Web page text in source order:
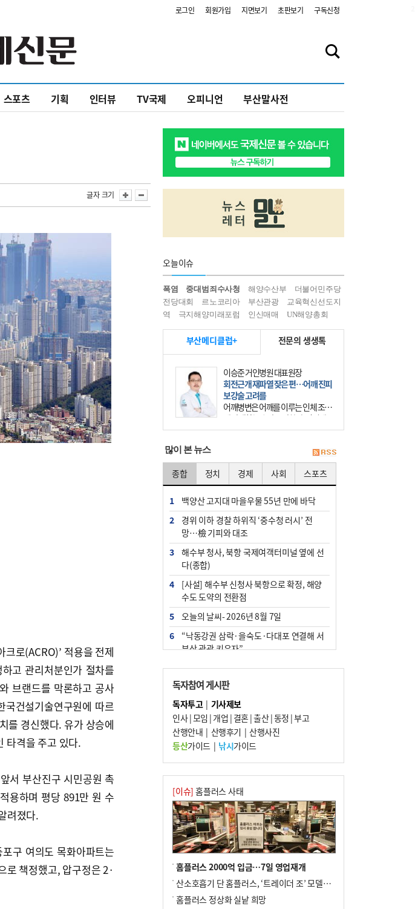
로그인 회원가입 지면보기 초판보기 구독신청
스포츠 기획 인터뷰 TV국제 오피니언 부산말사전
글자 크기
로(ACRO)’ 적용을 전제
고 관리처분인가 절차를
브랜드를 막론하고 공사
건설기술연구원에 따르
를 경신했다. 유가 상승에
타격을 주고 있다.
서 부산진구 시민공원 촉
용하며 평당 891만 원 수
려졌다.
구 여의도 목화아파트는
로 책정했고, 압구정은 2·
오늘이슈
폭염 중대범죄수사청 해양수산부
더불어민주당
전당대회
르노코리아 부산관광
교육혁신선도지
역
극지해양미래포럼 인신매매 UN해양총회
부산메디클럽+ 전문의 생생톡
이승준 거인병원 대표원장
회전근개 재파열 잦은 편…어깨 진피
보강술 고려를
어깨병변은 어깨를 이루는 인체 조직
에 발생하는 손상을 말한다. 여기에
는 오십견과 회전근개 증후군, 어깨
많이 본 뉴스
종합 정치 경제 사회 스포츠
1
백양산 고지대 마을우물 55년 만에 바닥
2
경위 이하 경찰 하위직 ‘중수청 러시’ 전
망…檢 기피와 대조
3
해수부 청사, 북항 국제여객터미널 옆에 선
다(종합)
4
[사설] 해수부 신청사 북항으로 확정, 해양
수도 도약의 전환점
5
오늘의 날씨- 2026년 8월 7일
6
“낙동강권 삼락·을숙도·다대포 연결해 서
부산 관광 키우자”
7
부울경 주말부터 비소식…‘극한 폭염’ 한풀
꺾일 듯
8
피란마을 67년 역사인데…전교생 24명 아
미초 통폐합 기로
9
교육혁신선도지 공모 코앞인데…구·군 난
색에 교육청 ‘쩔쩔’
10 부산 청소년 극지탐험대 8인, 열흘간 북극
구석구석 누빈다
독자참여 게시판
독자투고| 기사제보
인사|모임 | 개업 | 결혼|출산|동정 |부고
산행안내 | 산행후기 | 산행사진
등산가이드| 낚시가이드
[이슈] 홈플러스 사태
홈플러스 2000억 입금…7일 영업재개
산소호흡기 단 홈플러스, ‘트레이더 조’ 모델로 살아날까
홈플러스 정상화 실낱 희망